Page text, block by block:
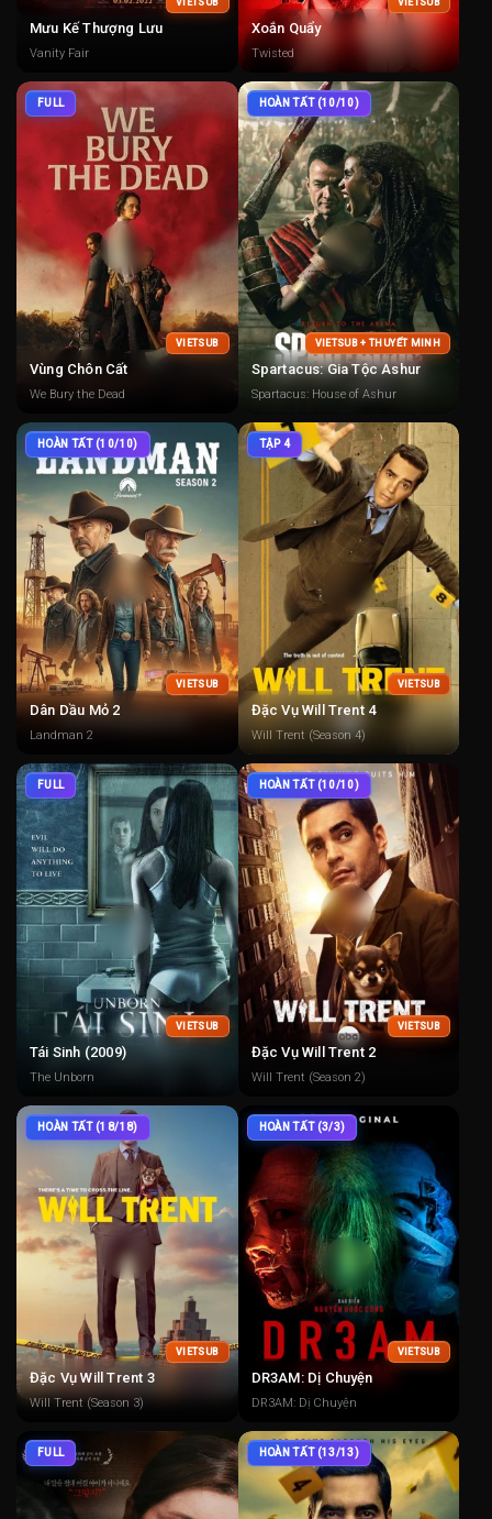
Mưu Kế Thượng Lưu
Vanity Fair
Xoắn Quẩy
Twisted
FULL
VIETSUB
Vùng Chôn Cất
We Bury the Dead
HOÀN TẤT (10/10)
VIETSUB + THUYẾT MINH
Spartacus: Gia Tộc Ashur
Spartacus: House of Ashur
HOÀN TẤT (10/10)
VIETSUB
Dân Dầu Mỏ 2
Landman 2
TẬP 4
VIETSUB
Đặc Vụ Will Trent 4
Will Trent (Season 4)
FULL
VIETSUB
Tái Sinh (2009)
The Unborn
HOÀN TẤT (10/10)
VIETSUB
Đặc Vụ Will Trent 2
Will Trent (Season 2)
HOÀN TẤT (18/18)
VIETSUB
Đặc Vụ Will Trent 3
Will Trent (Season 3)
HOÀN TẤT (3/3)
VIETSUB
DR3AM: Dị Chuyện
DR3AM: Dị Chuyện
FULL HOÀN TẤT (13/13)